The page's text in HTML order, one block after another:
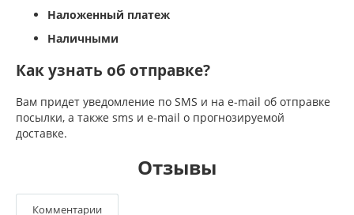
Наложенный платеж
Наличными
Как узнать об отправке?
Вам придет уведомление по SMS и на e-mail об отправке
посылки, а также sms и e-mail о прогнозируемой
доставке.
Отзывы
Комментарии